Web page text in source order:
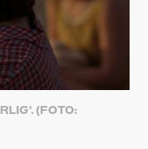
(FOTO: